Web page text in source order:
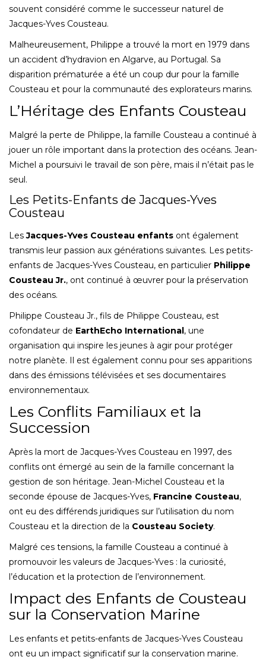
souvent considéré comme le successeur naturel de
Jacques-Yves Cousteau.
Malheureusement, Philippe a trouvé la mort en 1979 dans
un accident d’hydravion en Algarve, au Portugal. Sa
disparition prématurée a été un coup dur pour la famille
Cousteau et pour la communauté des explorateurs marins.
L’Héritage des Enfants Cousteau
Malgré la perte de Philippe, la famille Cousteau a continué à
jouer un rôle important dans la protection des océans. Jean-
Michel a poursuivi le travail de son père, mais il n’était pas le
seul.
Les Petits-Enfants de Jacques-Yves
Cousteau
LesJacques-Yves Cousteau enfants ont également
transmis leur passion aux générations suivantes. Les petits-
enfants de Jacques-Yves Cousteau, en particulier Philippe
Cousteau Jr., ont continué à œuvrer pour la préservation
des océans.
Philippe Cousteau Jr., fils de Philippe Cousteau, est
cofondateur de EarthEcho International, une
organisation qui inspire les jeunes à agir pour protéger
notre planète. Il est également connu pour ses apparitions
dans des émissions télévisées et ses documentaires
environnementaux.
Les Conflits Familiaux et la
Succession
Après la mort de Jacques-Yves Cousteau en 1997, des
conflits ont émergé au sein de la famille concernant la
gestion de son héritage. Jean-Michel Cousteau et la
seconde épouse de Jacques-Yves, Francine Cousteau,
ont eu des différends juridiques sur l’utilisation du nom
Cousteau et la direction de la Cousteau Society.
Malgré ces tensions, la famille Cousteau a continué à
promouvoir les valeurs de Jacques-Yves : la curiosité,
l’éducation et la protection de l’environnement.
Impact des Enfants de Cousteau
sur la Conservation Marine
Les enfants et petits-enfants de Jacques-Yves Cousteau
ont eu un impact significatif sur la conservation marine.